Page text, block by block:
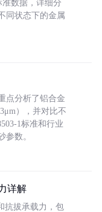
准数据，详细分
同状态下的金属
点分析了铝合金
），并对比不
1标准和行业
参数。
详解
抗拔承载力，包